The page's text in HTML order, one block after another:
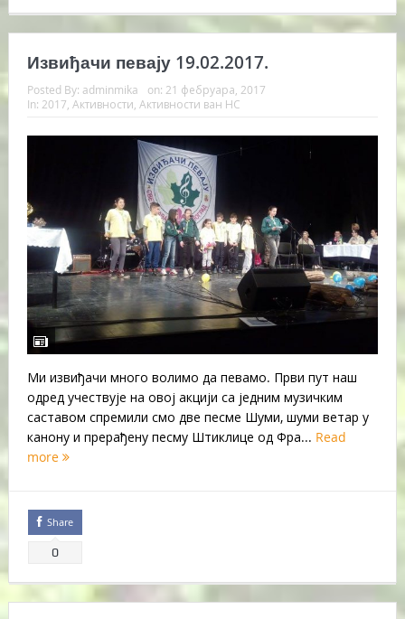
Извиђачи певају 19.02.2017.
Posted By: adminmika on: 21 фебруара, 2017
In: 2017 Активности Активности ван НС
Ми извиђачи много волимо да певамо. Први пут наш
одред учествује на овој акцији са једним музичким
саставом спремили смо две песме Шуми, шуми ветар у
канону и прерађену песму Штиклице од Фра... Read
more
Share
0